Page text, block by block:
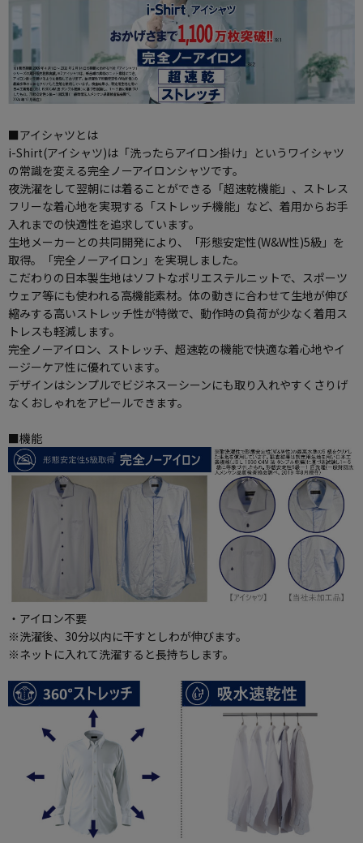
■アイシャツとは
i-Shirt(アイシャツ)は「洗ったらアイロン掛け」というワイシャツ
の常識を変える完全ノーアイロンシャツです。
夜洗濯をして翌朝には着ることができる「超速乾機能」、ストレス
フリーな着心地を実現する「ストレッチ機能」など、着用からお手
入れまでの快適性を追求しています。
生地メーカーとの共同開発により、「形態安定性(W&W性)5級」を
取得。「完全ノーアイロン」を実現しました。
こだわりの日本製生地はソフトなポリエステルニットで、スポーツ
ウェア等にも使われる高機能素材。体の動きに合わせて生地が伸び
縮みする高いストレッチ性が特徴で、動作時の負荷が少なく着用ス
トレスも軽減します。
完全ノーアイロン、ストレッチ、超速乾の機能で快適な着心地やイ
ージーケア性に優れています。
デザインはシンプルでビジネスーシーンにも取り入れやすくさりげ
なくおしゃれをアピールできます。
■機能
・アイロン不要
※洗濯後、30分以内に干すとしわが伸びます。
※ネットに入れて洗濯すると長持ちします。